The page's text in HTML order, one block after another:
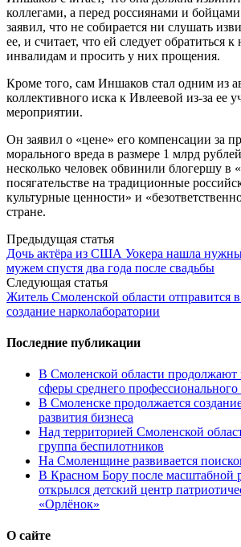
коллегами, а перед россиянами и
заявил, что не собирается ни слушать
ее, и считает, что ей следует обратиться
инвалидам и просить у них прощения.
Кроме того, сам Иншаков стал одним из
коллективного иска к Ивлеевой из-за ее
мероприятии.
Он заявил о «цене» его компенсации за
морального вреда в размере 1 млрд
несколько человек обвинили блогершу
посягательстве на традиционные
культурные ценности» и
стране.
Post
navigation
Предыдущая статья
Дочь актёра из США Уокера нашла
мужем спустя два года после свадьбы
Следующая статья
Житель Смоленской области отправится
создание нарколаборатории
Последние публикации
В Смоленской области
сферы среднего профессионального
В Смоленске продолжается
развития бизнеса
Над территорией Смоленской
группа беспилотников
На Смоленщине развивается
В Красном Бору после масштабной
открылся детский центр
«Орлёнок»
О сайте